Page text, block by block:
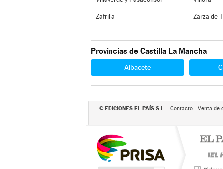
Zafrilla Zarza de
Provincias de Castilla La Mancha
Albacete
© EDICIONES EL PAÍS S.L. Contacto Venta de